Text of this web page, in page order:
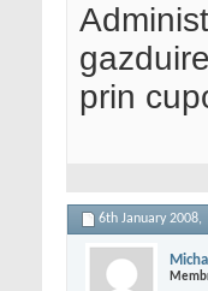
prin
6th January 2008,